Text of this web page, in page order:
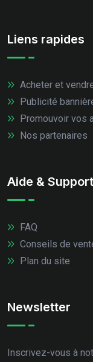
Liens rapides
Acheter et
Publicité
Promouvoir vos
Nos partenaires
Aide & Support
FAQ
Conseils de
Plan du site
Newsletter
Inscrivez-vous à